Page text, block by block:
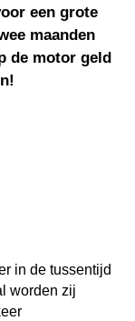
een grote
maanden
de motor geld
in de tussentijd
worden zij